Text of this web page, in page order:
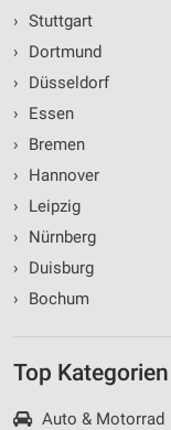
› Stuttgart
›
Dortmund
›
Düsseldorf
›
Essen
›
Bremen
›
Hannover
›
Leipzig
›
Nürnberg
›
Duisburg
›
Bochum
Top Kategorien
Auto & Motorrad